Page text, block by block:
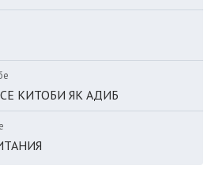
КИТОБИ ЯК АДИБ